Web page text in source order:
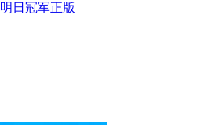
明日冠军正版